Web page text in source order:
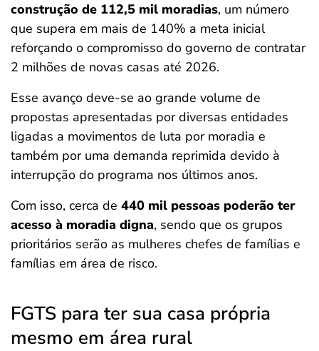
construção de 112,5 mil moradias, um número
que supera em mais de 140% a meta inicial
reforçando o compromisso do governo de contratar
2 milhões de novas casas até 2026.
Esse avanço deve-se ao grande volume de
propostas apresentadas por diversas entidades
ligadas a movimentos de luta por moradia e
também por uma demanda reprimida devido à
interrupção do programa nos últimos anos.
Com isso, cerca de 440 mil pessoas poderão ter
acesso à moradia digna, sendo que os grupos
prioritários serão as mulheres chefes de famílias e
famílias em área de risco.
FGTS para ter sua casa própria
mesmo em área rural